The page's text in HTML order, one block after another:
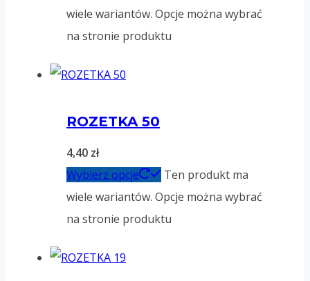
wiele wariantów. Opcje można wybrać
na stronie produktu
ROZETKA 50
4,40 zł
Wybierz opcje
Ten produkt ma
wiele wariantów. Opcje można wybrać
na stronie produktu